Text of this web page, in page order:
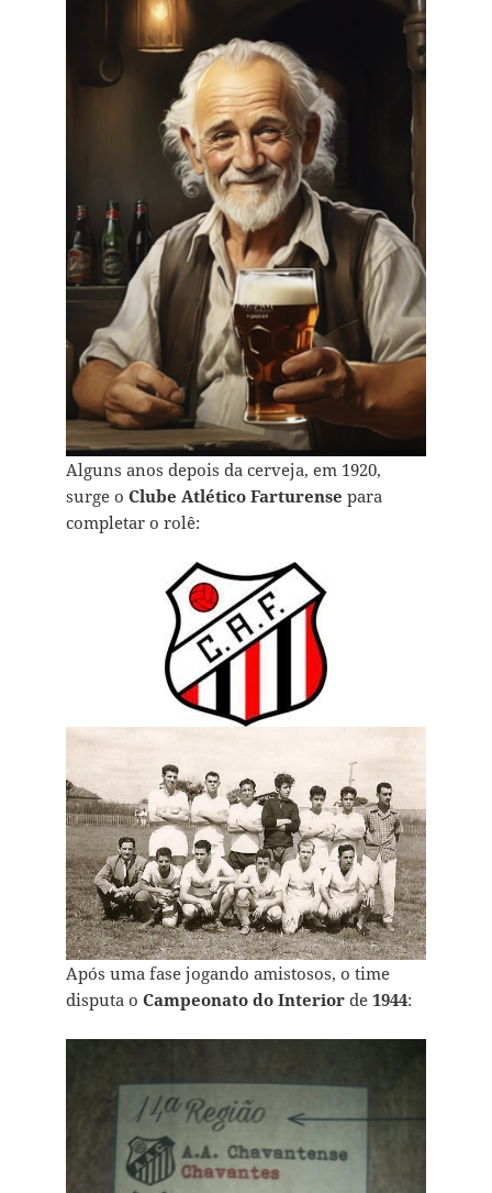
Alguns anos depois da cerveja, em 1920,
surge o Clube Atlético Farturense para
completar o rolê:
Após uma fase jogando amistosos, o time
disputa o Campeonato do Interiorde 1944: